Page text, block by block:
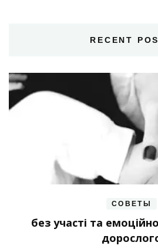
RECENT
СОВЕТЫ
без участі та